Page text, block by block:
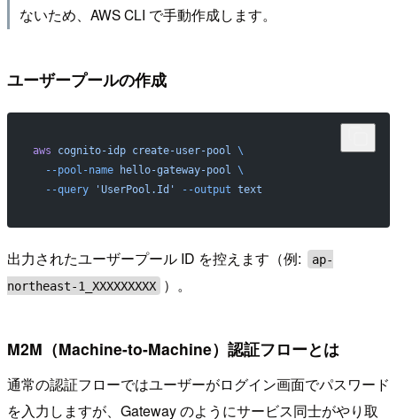
ないため、AWS CLI で手動作成します。
ユーザープールの作成
aws cognito-idp create-user-pool
\
  --pool-name
hello-gateway-pool
\
  --query
'UserPool.Id' --output text
出力されたユーザープール ID を控えます（例:
ap-
northeast-1_XXXXXXXXX
）。
M2M（Machine-to-Machine）認証フローとは
通常の認証フローではユーザーがログイン画面でパスワード
を入力しますが、Gateway のようにサービス同士がやり取